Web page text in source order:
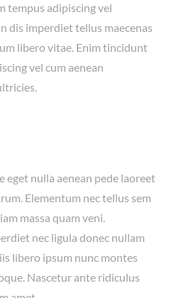
tempus adipiscing vel
dis imperdiet tellus maecenas
libero vitae. Enim tincidunt
vel cum aenean
eget nulla aenean pede laoreet
Elementum nec tellus sem
massa quam veni.
nec ligula donec nullam
libero ipsum nunc montes
Nascetur ante ridiculus